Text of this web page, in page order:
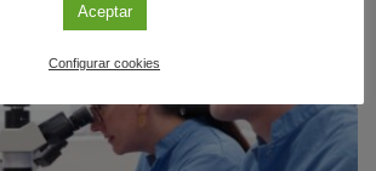
Aceptar
Configurar cookies